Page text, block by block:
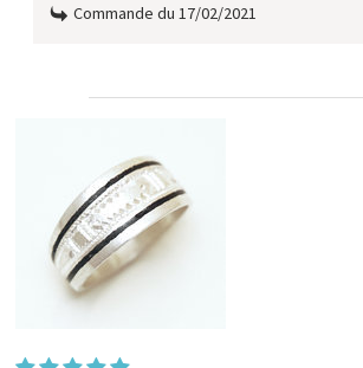
Commande du 17/02/2021